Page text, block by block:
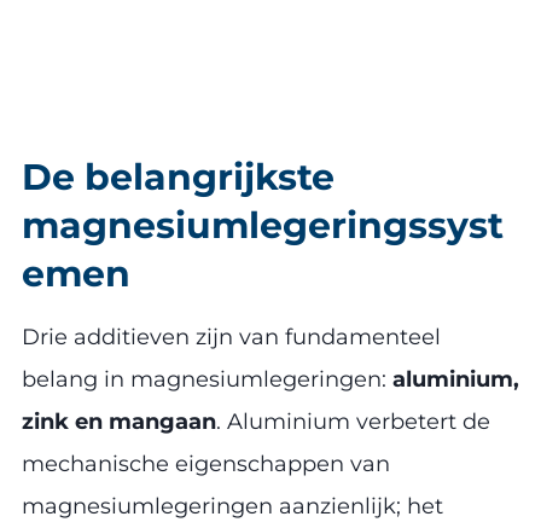
De belangrijkste
magnesiumlegeringssyst
emen
Drie additieven zijn van fundamenteel
belang in magnesiumlegeringen: aluminium,
zink en mangaan. Aluminium verbetert de
mechanische eigenschappen van
magnesiumlegeringen aanzienlijk; het